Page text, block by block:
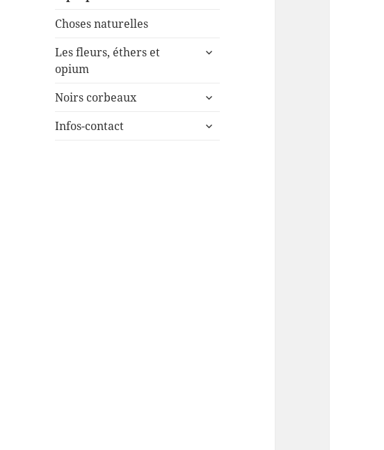
Choses naturelles
Les fleurs, éthers et
opium
ouvrir
menu
Noirs corbeaux
ouvrir
sous-
Infos-contact
ouvrir